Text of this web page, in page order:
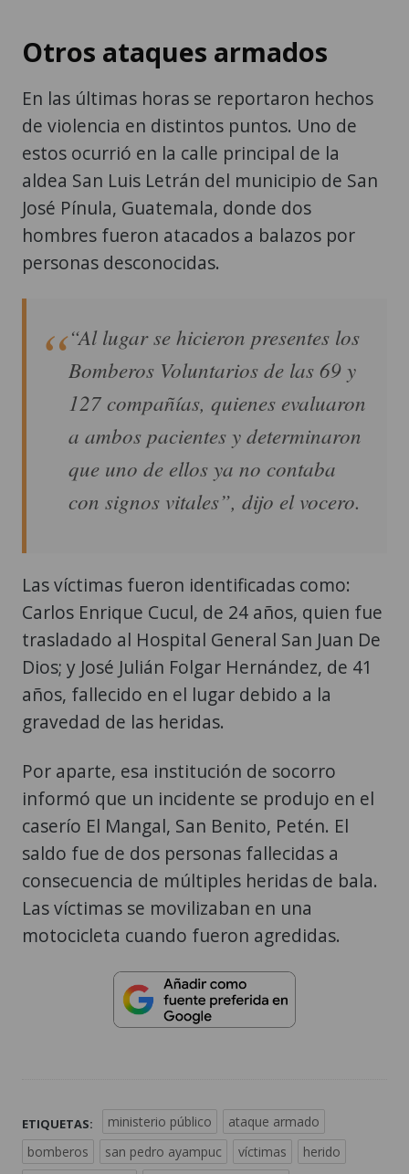
Otros ataques armados
En las últimas horas se reportaron hechos
de violencia en distintos puntos. Uno de
estos ocurrió en la calle principal de la
aldea San Luis Letrán del municipio de San
José Pínula, Guatemala, donde dos
hombres fueron atacados a balazos por
personas desconocidas.
“Al lugar se hicieron presentes los
Bomberos Voluntarios de las 69 y
127 compañías, quienes evaluaron
a ambos pacientes y determinaron
que uno de ellos ya no contaba
con signos vitales”, dijo el vocero.
Las víctimas fueron identificadas como:
Carlos Enrique Cucul, de 24 años, quien fue
trasladado al Hospital General San Juan De
Dios; y José Julián Folgar Hernández, de 41
años, fallecido en el lugar debido a la
gravedad de las heridas.
Por aparte, esa institución de socorro
informó que un incidente se produjo en el
caserío El Mangal, San Benito, Petén. El
saldo fue de dos personas fallecidas a
consecuencia de múltiples heridas de bala.
Las víctimas se movilizaban en una
motocicleta cuando fueron agredidas.
ETIQUETAS: ministerio público
ataque armado
bomberos
san pedro ayampuc víctimas
herido